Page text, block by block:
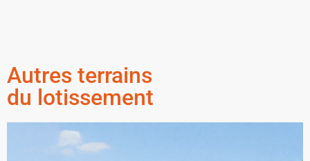
Autres terrains
du lotissement